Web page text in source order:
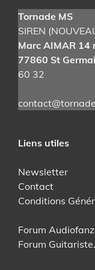
Tornade MS
SIREN
Marc AIMAR 14
77860 St
60 32
Liens utiles
Newsletter
Contact
Conditions
Forum
Forum